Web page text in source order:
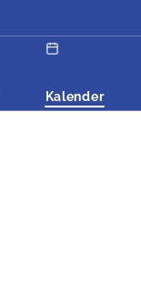
Kalender